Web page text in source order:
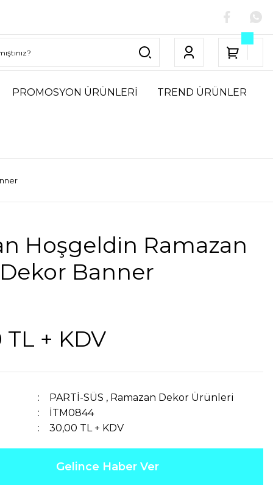
PROMOSYON ÜRÜNLERİ TREND ÜRÜNLER
Hoşgeldin Ramazan
Banner
+ KDV
PARTİ-SÜS , Ramazan Dekor Ürünleri
İTM0844
30,00 TL + KDV
Gelince Haber Ver